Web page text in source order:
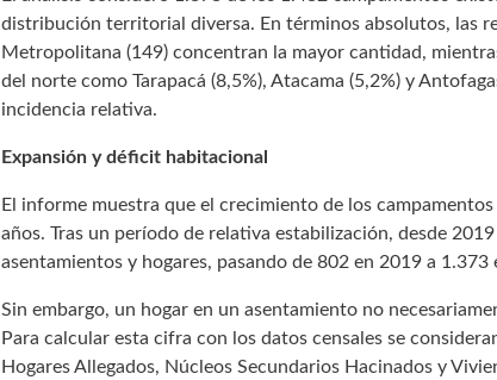
distribución territorial diversa. En términos absolutos, las
Metropolitana (149) concentran la mayor cantidad,
del norte como Tarapacá (8,5%), Atacama (5,2%) y
incidencia relativa.
Expansión y déficit habitacional
El informe muestra que el crecimiento de los
años. Tras un período de relativa estabilización, desde
asentamientos y hogares, pasando de 802 en 2019 a 1.373
Sin embargo, un hogar en un asentamiento no
Para calcular esta cifra con los datos censales se
Hogares Allegados, Núcleos Secundarios Hacinados y